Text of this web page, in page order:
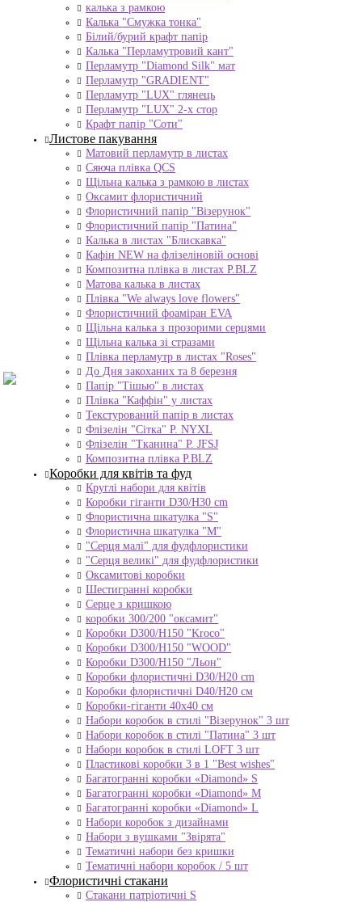
калька з рамкою
Калька "Смужка тонка"
Білий/бурий крафт папір
Калька "Перламутровий кант"
Перламутр "Diamond Silk" мат
Перламутр "GRADIENT"
Перламутр "LUX" глянець
Перламутр "LUX" 2-х стор
Крафт папір "Соти"
Листове пакування
Матовий перламутр в листах
Сяюча плівка QCS
Щільна калька з рамкою в листах
Оксамит флористичний
Флористичний папір "Візерунок"
Флористичний папір "Патина"
Калька в листах "Блискавка"
Кафін NEW на флізеліновій основі
Композитна плівка в листах Р.BLZ
Матова калька в листах
Плівка "We always love flowers"
Флористичний фоаміран EVA
Щільна калька з прозорими серцями
Щільна калька зі стразами
Плівка перламутр в листах "Roses"
До Дня закоханих та 8 березня
Папір "Тішью" в листах
Плівка "Каффін" у листах
Текстурований папір в листах
Флізелін "Сітка" P. NYXL
Флізелін "Тканина" P. JFSJ
Композитна плівка Р.BLZ
Коробки для квітів та фуд
Круглі набори для квітів
Коробки гіганти D30/H30 cm
Флористична шкатулка "S"
Флористична шкатулка "М"
"Серця малі" для фудфлористики
"Серця великі" для фудфлористики
Оксамитові коробки
Шестигранні коробки
Серце з кришкою
коробки 300/200 "оксамит"
Коробки D300/H150 "Kroco"
Коробки D300/H150 "WOOD"
Коробки D300/H150 "Льон"
Коробки флористичні D30/H20 cm
Коробки флористичні D40/H20 cм
Коробки-гіганти 40x40 см
Набори коробок в стилі "Візерунок" 3 шт
Набори коробок в стилі "Патина" 3 шт
Набори коробок в стилі LOFT 3 шт
Пластикові коробки 3 в 1 "Best wishes"
Багатогранні коробки «Diamond» S
Багатогранні коробки «Diamond» M
Багатогранні коробки «Diamond» L
Набори коробок з дизайнами
Набори з вушками "Звірята"
Тематичні набори без кришки
Тематичні набори коробок / 5 шт
Флористичні стакани
Стакани патріотичні S